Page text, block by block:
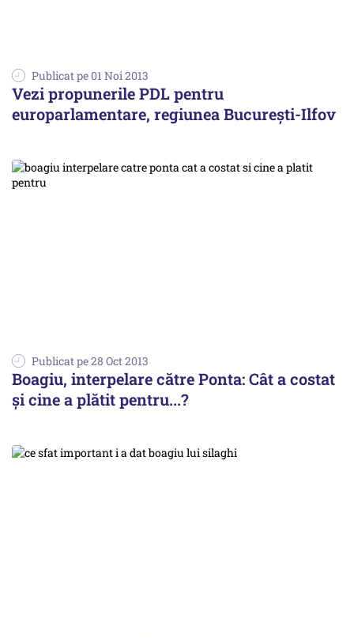
Publicat pe 01 Noi 2013
Vezi propunerile PDL pentru
europarlamentare, regiunea București-Ilfov
Publicat pe 28 Oct 2013
Boagiu, interpelare către Ponta: Cât a costat
și cine a plătit pentru...?